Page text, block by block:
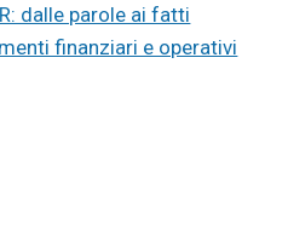
dalle parole ai fatti
finanziari e operativi